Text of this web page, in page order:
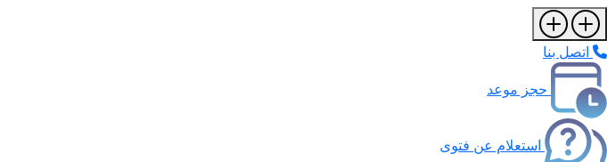
اتصل بنا
حجز موعد
استعلام عن فتوى